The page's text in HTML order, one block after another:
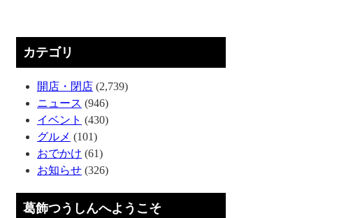
カテゴリ
開店・閉店 (2,739)
ニュース (946)
イベント (430)
グルメ (101)
おでかけ (61)
お知らせ (326)
葛飾つうしんへようこそ